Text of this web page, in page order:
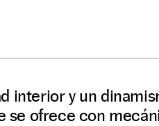
interior y un
se ofrece con